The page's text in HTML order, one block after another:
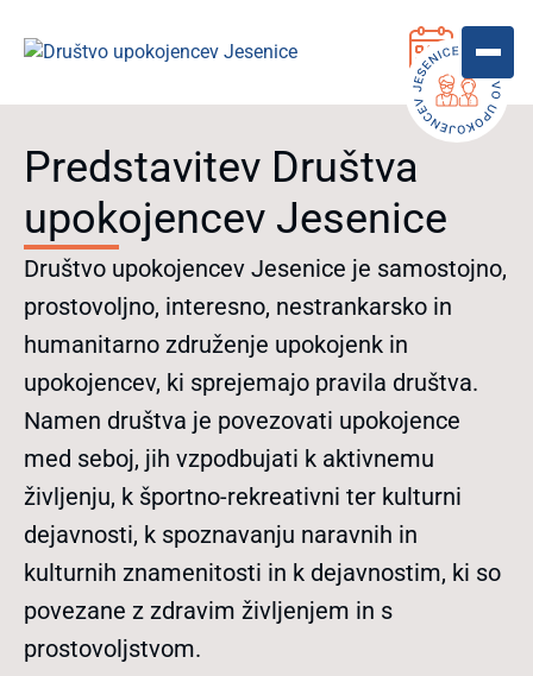
Predstavitev Društva
upokojencev Jesenice
Društvo upokojencev Jesenice je samostojno,
prostovoljno, interesno, nestrankarsko in
humanitarno združenje upokojenk in
upokojencev, ki sprejemajo pravila društva.
Namen društva je povezovati upokojence
med seboj, jih vzpodbujati k aktivnemu
življenju, k športno-rekreativni ter kulturni
dejavnosti, k spoznavanju naravnih in
kulturnih znamenitosti in k dejavnostim, ki so
povezane z zdravim življenjem in s
prostovoljstvom.